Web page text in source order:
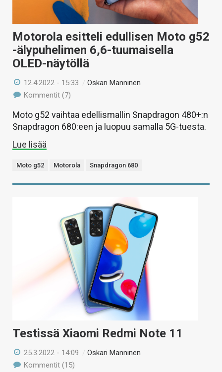
Motorola esitteli edullisen Moto g52
-älypuhelimen 6,6-tuumaisella
OLED-näytöllä
12.4.2022 - 15:33 /Oskari Manninen
Kommentit (7)
Moto g52 vaihtaa edellismallin Snapdragon 480+:n
Snapdragon 680:een ja luopuu samalla 5G-tuesta.
Lue lisää
Moto g52 Motorola Snapdragon 680
Testissä Xiaomi Redmi Note 11
25.3.2022 - 14:09 /Oskari Manninen
Kommentit (15)